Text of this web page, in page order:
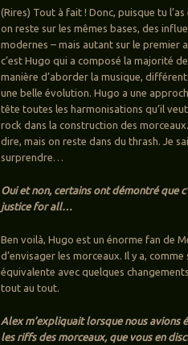
(Rires) Tout à fait ! Donc, puisque tu
on reste sur les mêmes bases, des
modernes – mais autant sur le premier
c’est Hugo qui a composé la majorité
manière d’aborder la musique,
une belle évolution. Hugo a une
tête toutes les harmonisations qu’il
rock dans la construction des
dire, mais on reste dans du thrash. Je
surprendre…
Oui et non, certains ont démontré que
justice for all…
Ben voilà, Hugo est un énorme fan de
d’envisager les morceaux. Il y a,
équivalente avec quelques
tout au tout.
Alex m’expliquait lorsque nous avions
les riffs des morceaux, que vous en